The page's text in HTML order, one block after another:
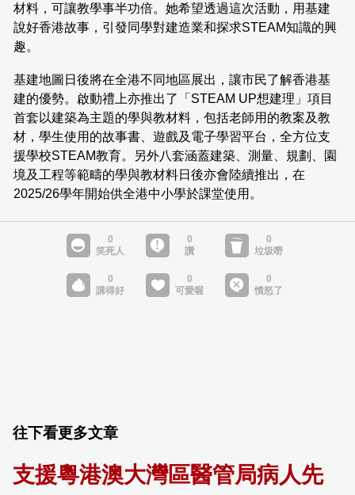
材料，可讓教學事半功倍。她希望透過這次活動，用基建
說好香港故事，引發同學對建造業和探求STEAM知識的興
趣。
基建地圖日後將在全港不同地區展出，讓市民了解香港基
建的優勢。啟動禮上亦推出了「STEAM UP想建理」項目
首套以建築為主題的學與教材料，包括老師用的教案及教
材，學生使用的故事書、遊戲及電子學習平台，全方位支
援學校STEAM教育。另外八套涵蓋建築、測量、規劃、園
境及工程等範疇的學與教材料日後亦會陸續推出，在
2025/26學年開始供全港中小學於課堂使用。
往下看更多文章
支援粵港澳大灣區醫管局病人先